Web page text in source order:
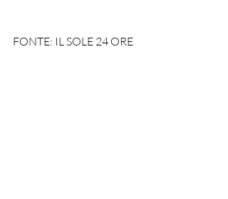
FONTE: IL SOLE 24 ORE